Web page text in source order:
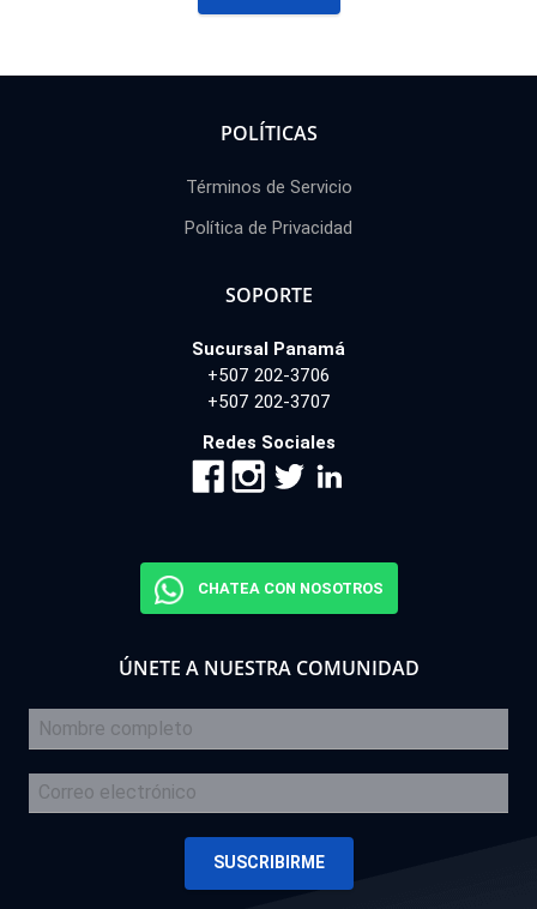
POLÍTICAS
Términos de Servicio
Política de Privacidad
SOPORTE
Sucursal Panamá
+507 202-3706
+507 202-3707
Redes Sociales
CHATEA CON NOSOTROS
ÚNETE A NUESTRA COMUNIDAD